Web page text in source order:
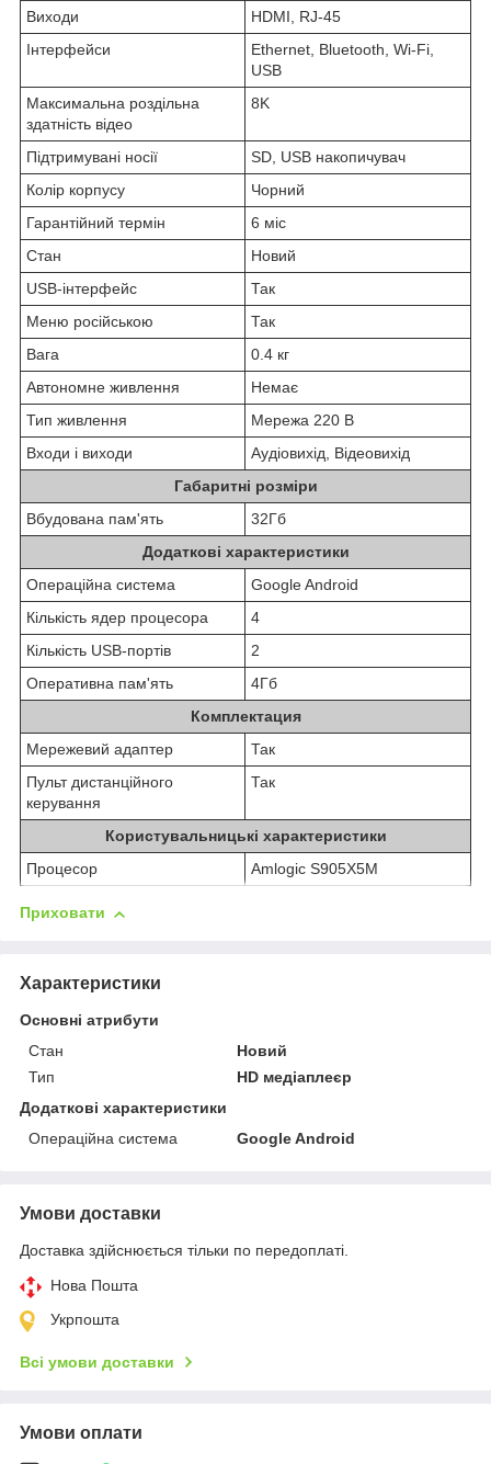
Виходи
HDMI, RJ-45
Інтерфейси
Ethernet, Bluetooth, Wi-Fi,
USB
Максимальна роздільна
здатність відео
8K
Підтримувані носії
SD, USB накопичувач
Колір корпусу
Чорний
Гарантійний термін
6 міс
Стан
Новий
USB-інтерфейс
Так
Меню російською
Так
Вага
0.4 кг
Автономне живлення
Немає
Тип живлення
Мережа 220 В
Входи і виходи
Аудіовихід, Відеовихід
Габаритні розміри
Вбудована пам'ять
32Гб
Додаткові характеристики
Операційна система
Google Android
Кількість ядер процесора
4
Кількість USB-портів
2
Оперативна пам'ять
4Гб
Комплектация
Мережевий адаптер
Так
Пульт дистанційного
керування
Так
Користувальницькі характеристики
Процесор
Amlogic S905X5M
Приховати
Характеристики
Основні атрибути
Стан
Новий
Тип
HD медіаплеєр
Додаткові характеристики
Операційна система
Google Android
Умови доставки
Доставка здійснюється тільки по передоплаті.
Нова Пошта
Укрпошта
Всі умови доставки
Умови оплати